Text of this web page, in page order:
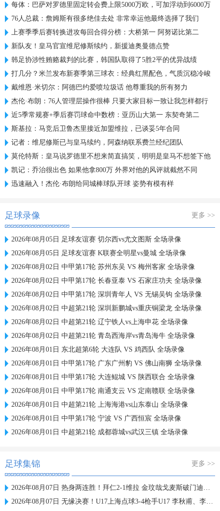
每体：巴萨对罗德里固定转会费上限5000万欧，可加浮动到6000万
76人总裁：詹姆斯有很多绝佳去处 非常幸运他最终选择了我们
上赛季季后赛转换进攻每回合得分榜：大桥第一 阿努诺比第二
新队友！皇马官宣维尼修斯续约，新援迪奥曼德点赞
韩足协涉性贿赂裁判的比赛，韩国队取得了5胜2平的优异战绩
打几分？米兰发布新赛季第三球衣：经典红黑配色，气质沉稳冷峻
戴维恩·米切尔：阿德巴约爱喷垃圾话 他尊重我的所有努力
杰伦·布朗：76人管理层操作很棒 只要大家目标一致让我怎样都行
近5季常规赛+季后赛罚球命中数榜：亚历山大第一 东契奇第二
斯基拉：马竞后卫鲁杰里接近加盟维拉，已谈妥5年合同
记者：维尼修斯已与皇马续约，阿森纳联系费兰经纪团队
莫伦特斯：皇马说罗德里不想来简直搞笑，明明是皇马不想签下他
凯记：乔治很出色 如果他拿800万 外界对他的风评就截然不同
迅速融入！杰伦·布朗给同城棒球队开球 姿势有模有样
足球录像 更多 >>
2026年08月05日 足球友谊赛 切尔西vs尤文图斯 全场录像
2026年08月05日 足球友谊赛 K联赛全明星vs曼城 全场录像
2026年08月02日 中甲第17轮 苏州东吴 VS 梅州客家 全场录像
2026年08月02日 中甲第17轮 长春亚泰 VS 石家庄功夫 全场录像
2026年08月02日 中甲第17轮 深圳青年人 VS 无锡吴钩 全场录像
2026年08月02日 中超第21轮 深圳新鹏城vs重庆铜梁龙 全场录像
2026年08月02日 中超第21轮 辽宁铁人vs上海申花 全场录像
2026年08月02日 中超第21轮 青岛西海岸vs青岛海牛 全场录像
2026年08月01日 东北超第6轮 大连队 VS 鸡西队 全场录像
2026年08月01日 中甲第17轮 广东广州豹 VS 佛山南狮 全场录像
2026年08月01日 中甲第17轮 大连鲲城 VS 陕西联合 全场录像
2026年08月01日 中甲第17轮 南通支云 VS 定南赣联 全场录像
2026年08月01日 中超第21轮 上海海港vs山东泰山 全场录像
2026年08月01日 中甲第17轮 宁波 VS 广西恒宸 全场录像
2026年08月01日 中超第21轮 成都蓉城vs武汉三镇 全场录像
足球集锦 更多 >>
2026年08月07日 热身两连胜！拜仁2-1维拉 金玟哉戈麦斯破门迪亚斯替补建功
2026年08月07日 无缘决赛！U17上海点球3-4枪手U17 李秋甫、李文博失点王启戎扑点